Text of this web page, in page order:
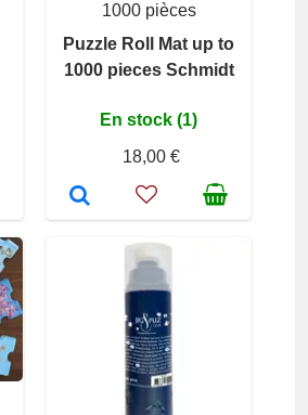
1000 pièces
Puzzle Roll Mat up to
1000 pieces Schmidt
En stock (1)
18,00 €